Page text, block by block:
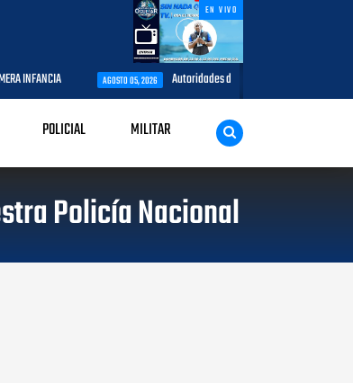
EN VIVO
AGOSTO 05, 2026 Autoridades del CESAC y explotadores de aeronaves analizan
POLICIAL MILITAR
Policía Nacional